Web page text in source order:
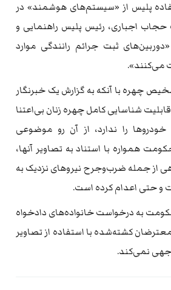
پلیس از «سیستم‌های هوشمند» در
حجاب اجباری، رئیس پلیس راهنمایی و
ثبت جرائم رانندگی موارد
چهره با آنکه به گزارش یک خبرنگار
شناسایی کامل چهره زنان بی‌اعتنا
را ندارد، از آن رو موضوعی
همواره با استناد به تصاویر آنها،
از جمله ضرب‌و‌جرح نیروهای نزدیک به
و حتی اعدام کرده است.
به درخواست خانواده‌های دادخواه
کشته‌شده با استفاده از تصاویر
نمی‌کند.